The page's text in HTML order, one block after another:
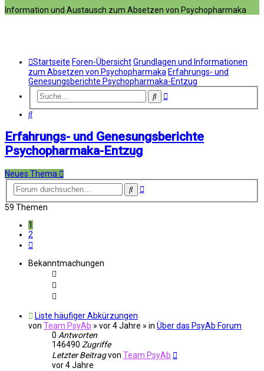
Information und Austausch zum Absetzen von Psychopharmaka
Startseite Foren-ÜbersichtGrundlagen und Informationen
zum Absetzen von Psychopharmaka Erfahrungs- und
Genesungsberichte Psychopharmaka-Entzug
SucheErweiterte
Suche
Erfahrungs- und Genesungsberichte
Psychopharmaka-Entzug
Neues Thema
SucheErweiterte
59 Themen
1
2
Bekanntmachungen
Liste häufiger Abkürzungen
von Team PsyAb » vor 4 Jahre » in Über das PsyAb Forum
0 Antworten
146490 Zugriffe
Letzter Beitragvon Team PsyAb
vor 4 Jahre